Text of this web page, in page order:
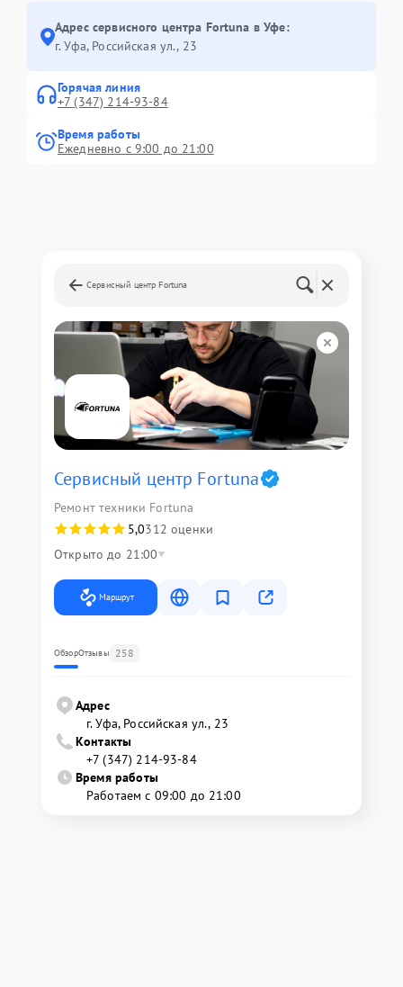
Адрес сервисного центра Fortuna в Уфе:
г. Уфа, Российская ул., 23
Горячая линия
+7 (347) 214-93-84
Время работы
Ежедневно с 9:00 до 21:00
Сервисный центр Fortuna
Сервисный центр Fortuna
Ремонт техники Fortuna
5,0312 оценки
Открыто до 21:00
Маршрут
ОбзорОтзывы 258
Адрес
г. Уфа, Российская ул., 23
Контакты
+7 (347) 214-93-84
Время работы
Работаем с 09:00 до 21:00